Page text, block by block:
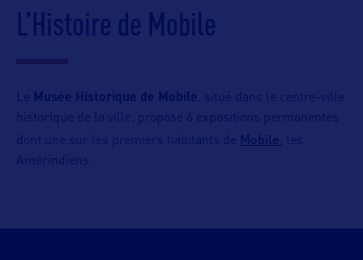
L’Histoire de Mobile
Le Musée Historique de Mobile , situé dans le centre-ville
historique de la ville, propose 6 expositions permanentes
dont une sur les premiers habitants de Mobile
, les
Amérindiens.